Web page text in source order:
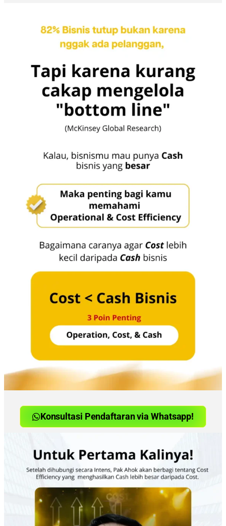
Konsultasi Pendaftaran via Whatsapp!